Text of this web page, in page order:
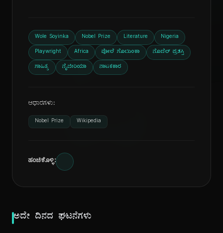
ದಿ
Wole Soyinka Nobel Prize Literature Nigeria
Playwright Africa ವೋಲೆ ಸೊಯಿಂಕಾ ನೊಬೆಲ್ ಪ್ರಶಸ್ತಿ
ಸಾಹಿತ್ಯ ನೈಜೀರಿಯಾ ನಾಟಕಕಾರ
ಆಧಾರಗಳು:
Nobel Prize Wikipedia
ಹಂಚಿಕೊಳ್ಳಿ:
ಅದೇ ದಿನದ ಘಟನೆಗಳು